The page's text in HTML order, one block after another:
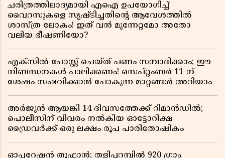
ചരിത്രത്തിലാദ്യമായി എഐ ഉപയോഗിച്ച്
വൈറസുകളെ സൃഷ്ടിച്ചതിന്റെ ആവേശത്തിൽ
ശാസ്ത്ര ലോകം! ഇത് വൻ മുന്നേറ്റമോ അതോ
വലിയ ഭീഷണിയോ?
എക്സിൽ പോസ്റ്റ് ചെയ്ത് പണം സമ്പാദിക്കാം; ഈ
നിബന്ധനകൾ പാലിക്കണം! സെപ്റ്റംബർ 11-ന്
ശേഷം സംഭവിക്കാൻ പോകുന്ന മാറ്റങ്ങൾ അറിയാം
അർജുൻ ആയങ്കി 14 ദിവസത്തേക്ക് റിമാൻഡിൽ;
പൊലീസിന് വിവരം നൽകിയ ഓട്ടോറിക്ഷ
ഡ്രൈവർക്ക് ഒരു ലക്ഷം രൂപ പാരിതോഷികം
ഓപ്പറേഷൻ തൂഫാൻ; തളിപ്പറമ്പിൽ 920 ഗ്രാം